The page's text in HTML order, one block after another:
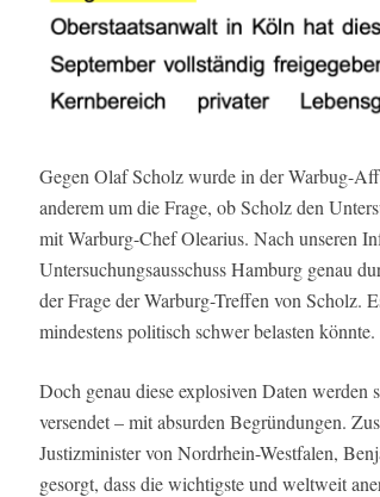
Gegen Olaf Scholz wurde in der Warbug-
anderem um die Frage, ob Scholz den
mit Warburg-Chef Olearius. Nach unseren
Untersuchungsausschuss Hamburg genau
der Frage der Warburg-Treffen von Scholz.
mindestens politisch schwer belasten könnte.
Doch genau diese explosiven Daten
versendet – mit absurden Begründungen.
Justizminister von Nordrhein-Westfalen,
gesorgt, dass die wichtigste und weltweit